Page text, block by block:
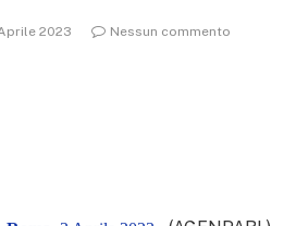
2023
Nessun commento